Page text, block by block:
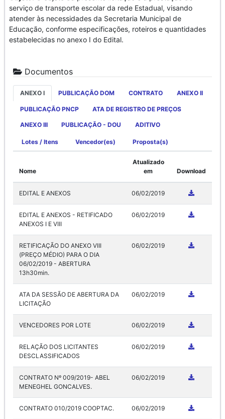
serviço de transporte escolar da rede Estadual, visando
atender às necessidades da Secretaria Municipal de
Educação, conforme especificações, roteiros e quantidades
estabelecidas no anexo I do Edital.
Documentos
ANEXO I PUBLICAÇÃO DOM CONTRATO ANEXO II
PUBLICAÇÃO PNCP ATA DE REGISTRO DE PREÇOS
ANEXO III PUBLICAÇÃO - DOU ADITIVO
Lotes / Itens Vencedor(es) Proposta(s)
Nome
Atualizado
em
Download
EDITAL E ANEXOS 06/02/2019
EDITAL E ANEXOS - RETIFICADO
ANEXOS I E VIII
06/02/2019
RETIFICAÇÃO DO ANEXO VIII
(PREÇO MÉDIO) PARA O DIA
06/02/2019 - ABERTURA
13h30min.
06/02/2019
ATA DA SESSÃO DE ABERTURA DA
LICITAÇÃO
06/02/2019
VENCEDORES POR LOTE 06/02/2019
RELAÇÃO DOS LICITANTES
DESCLASSIFICADOS
06/02/2019
CONTRATO Nº 009/2019- ABEL
MENEGHEL GONCALVES.
06/02/2019
CONTRATO 010/2019 COOPTAC. 06/02/2019